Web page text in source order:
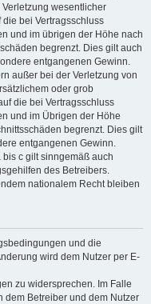
wesentlicher
bei Vertragsschluss
und im übrigen der Höhe nach
begrenzt. Dies gilt auch
entgangenen Gewinn.
außer bei der Verletzung von
oder grob
die bei Vertragsschluss
und im Übrigen der Höhe
begrenzt. Dies gilt
entgangenen Gewinn.
c gilt sinngemäß auch
des Betreibers.
nationalem Recht bleiben
und die
wird dem Nutzer per E-
zu widersprechen. Im Falle
dem Betreiber und dem Nutzer